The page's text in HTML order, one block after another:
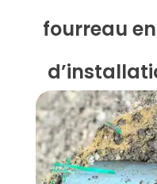
fourreau